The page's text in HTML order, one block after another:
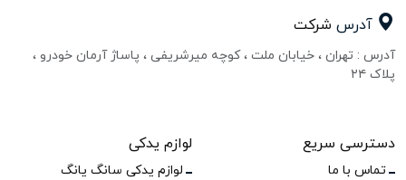
آدرس شرکت
آدرس : تهران ، خیابان ملت ، کوچه میرشریفی ، پاساژ آرمان خودرو ،
پلاک ۲۴
دسترسی سریع
تماس با ما
لوازم یدکی
لوازم یدکی سانگ یانگ